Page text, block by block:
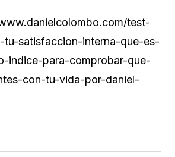
test-
tu-satisfaccion-interna-que-es-
indice-para-comprobar-que-
con-tu-vida-por-daniel-